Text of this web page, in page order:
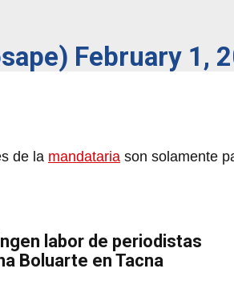
February 1,
de la mandataria son solamente
labor de periodistas
Boluarte en Tacna